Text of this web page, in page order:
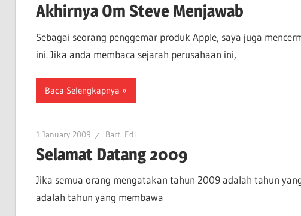
Akhirnya Om Steve Menjawab
Sebagai seorang penggemar produk Apple, saya juga
ini. Jika anda membaca sejarah perusahaan ini,
Baca Selengkapnya
1 January 2009 Bart. Edi
Selamat Datang 2009
Jika semua orang mengatakan tahun 2009 adalah tahun
adalah tahun yang membawa